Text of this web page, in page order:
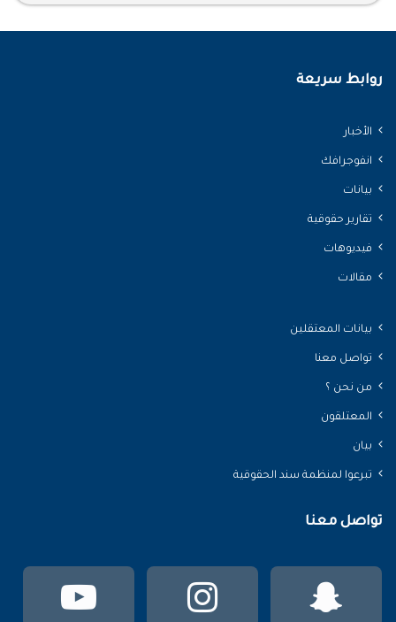
روابط سريعة
الأخبار
انفوجرافك
بيانات
تقارير حقوقية
فيديوهات
مقالات
بيانات المعتقلين
تواصل معنا
من نحن ؟
المعتلقون
بيان
تبرعوا لمنظمة سند الحقوقية
تواصل معنا
انستقرام سناب